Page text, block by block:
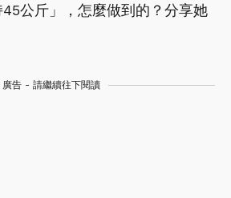
公斤」，怎麼做到的？分享她
廣告 - 請繼續往下閱讀